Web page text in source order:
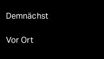
Demnächst
Vor Ort